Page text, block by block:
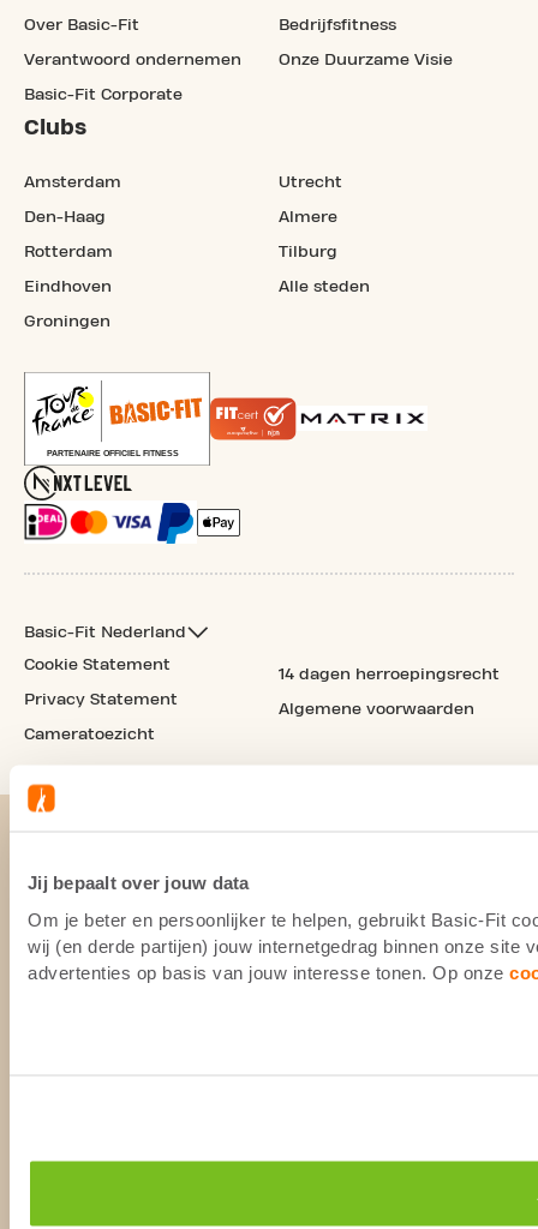
Jij bepaalt over jouw data
Om je beter en persoonlijker te helpen, gebruikt Basic-Fit
wij (en derde partijen) jouw internetgedrag binnen onze site
advertenties op basis van jouw interesse tonen. Op onze
Over Basic-Fit
Verantwoord ondernemen
Basic-Fit Corporate
Bedrijfsfitness
Onze Duurzame Visie
Clubs
Amsterdam
Den-Haag
Rotterdam
Eindhoven
Groningen
Utrecht
Almere
Tilburg
Alle steden
Basic-Fit Nederland
Cookie Statement
Privacy Statement
Cameratoezicht
14 dagen herroepingsrecht
Algemene voorwaarden